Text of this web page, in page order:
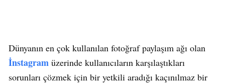
Dünyanın en çok kullanılan fotoğraf paylaşım ağı olan
İnstagram üzerinde kullanıcıların karşılaştıkları
sorunları çözmek için bir yetkili aradığı kaçınılmaz bir